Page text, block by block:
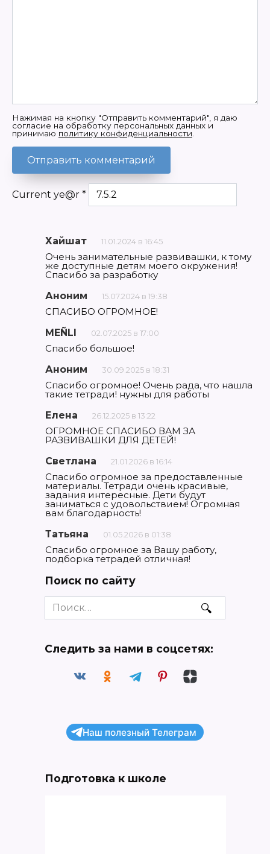
Нажимая на кнопку "Отправить комментарий", я даю
согласие на обработку персональных данных и
принимаю политику конфиденциальности.
Current ye@r *
Хайшат 11.01.2024 в 16:45
Очень занимательные развивашки, к тому
же доступные детям моего окружения!
Спасибо за разработку
Аноним
15.07.2024 в 19:38
СПАСИБО ОГРОМНОЕ!
MEÑLI
02.07.2025 в 17:00
Спасибо большое!
Аноним
30.09.2025 в 18:31
Спасибо огромное! Очень рада, что нашла
такие тетради! нужны для работы
Елена
26.12.2025 в 13:22
ОГРОМНОЕ СПАСИБО ВАМ ЗА
РАЗВИВАШКИ ДЛЯ ДЕТЕЙ!
Светлана
21.01.2026 в 16:14
Спасибо огромное за предоставленные
материалы. Тетради очень красивые,
задания интересные. Дети будут
заниматься с удовольствием! Огромная
вам благодарность!
Татьяна
01.05.2026 в 01:38
Спасибо огромное за Вашу работу,
подборка тетрадей отличная!
Поиск по сайту
Search
for:
Следить за нами в соцсетях:
Наш полезный Телеграм
Подготовка к школе